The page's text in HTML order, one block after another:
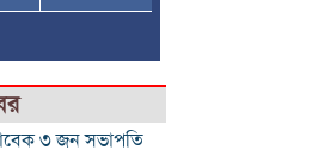
৩ জন সভাপতি